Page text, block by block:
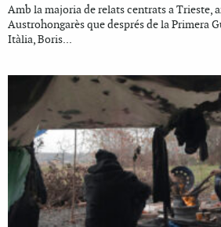
Amb la majoria de relats centrats a Trieste,
Austrohongarès que després de la Primera
Itàlia, Boris...